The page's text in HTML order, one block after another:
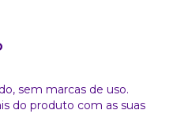
sem marcas de uso.
do produto com as suas